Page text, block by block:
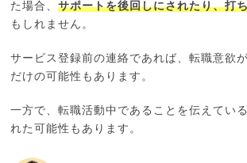
た場合、サポートを後回しにされたり、打
もしれません。
サービス登録前の連絡であれば、転職意欲
だけの可能性もあります。
一方で、転職活動中であることを伝えてい
れた可能性もあります。